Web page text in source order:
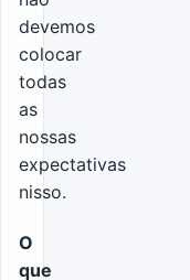
devemos
colocar
todas
as
nossas
expectativas
nisso.
O
que